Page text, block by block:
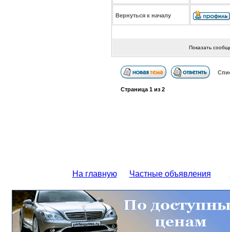
Вернуться к началу
Показать
Страница 1из 2
На главную Частные объявления